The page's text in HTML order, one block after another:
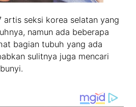
artis seksi korea selatan yang
namun ada beberapa
bagian tubuh yang ada
sulitnya juga mencari